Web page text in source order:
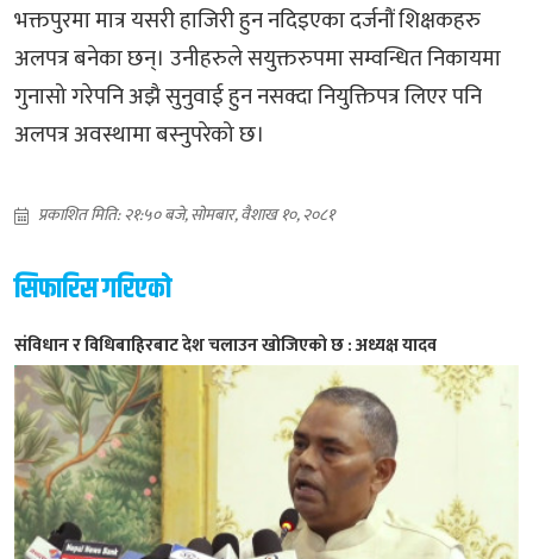
भक्तपुरमा मात्र यसरी हाजिरी हुन नदिइएका दर्जनौं शिक्षकहरु
अलपत्र बनेका छन्। उनीहरुले सयुक्तरुपमा सम्वन्धित निकायमा
गुनासो गरेपनि अझै सुनुवाई हुन नसक्दा नियुक्तिपत्र लिएर पनि
अलपत्र अवस्थामा बस्नुपरेको छ।
प्रकाशित मिति: २१:५० बजे, सोमबार, वैशाख १०, २०८१
सिफारिस गरिएको
संविधान र विधिबाहिरबाट देश चलाउन खोजिएको छ : अध्यक्ष यादव